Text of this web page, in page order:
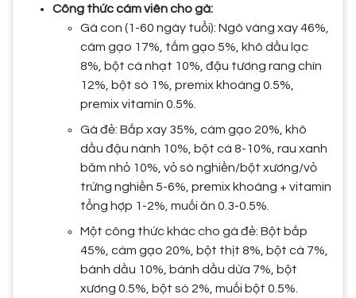
Công thức cám viên cho gà:
Gà con (1-60 ngày tuổi): Ngô vàng xay 46%,
cám gạo 17%, tấm gạo 5%, khô dầu lạc
8%, bột cá nhạt 10%, đậu tương rang chín
12%, bột sò 1%, premix khoáng 0.5%,
premix vitamin 0.5%.
Gà đẻ: Bắp xay 35%, cám gạo 20%, khô
dầu đậu nành 10%, bột cá 8-10%, rau xanh
băm nhỏ 10%, vỏ sò nghiền/bột xương/vỏ
trứng nghiền 5-6%, premix khoáng + vitamin
tổng hợp 1-2%, muối ăn 0.3-0.5%.
Một công thức khác cho gà đẻ: Bột bắp
45%, cám gạo 20%, bột thịt 8%, bột cá 7%,
bánh dầu 10%, bánh dầu dừa 7%, bột
xương 0.5%, bột sò 2%, muối bột 0.5%.